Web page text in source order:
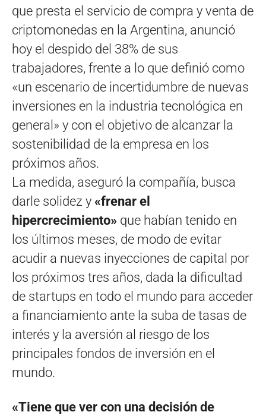
que presta el servicio de compra y venta de
criptomonedas en la Argentina, anunció
hoy el despido del 38% de sus
trabajadores, frente a lo que definió como
«un escenario de incertidumbre de nuevas
inversiones en la industria tecnológica en
general» y con el objetivo de alcanzar la
sostenibilidad de la empresa en los
próximos años.
La medida, aseguró la compañía, busca
darle solidez y «frenar el
hipercrecimiento» que habían tenido en
los últimos meses, de modo de evitar
acudir a nuevas inyecciones de capital por
los próximos tres años, dada la dificultad
de startups en todo el mundo para acceder
a financiamiento ante la suba de tasas de
interés y la aversión al riesgo de los
principales fondos de inversión en el
mundo.
«Tiene que ver con una decisión de